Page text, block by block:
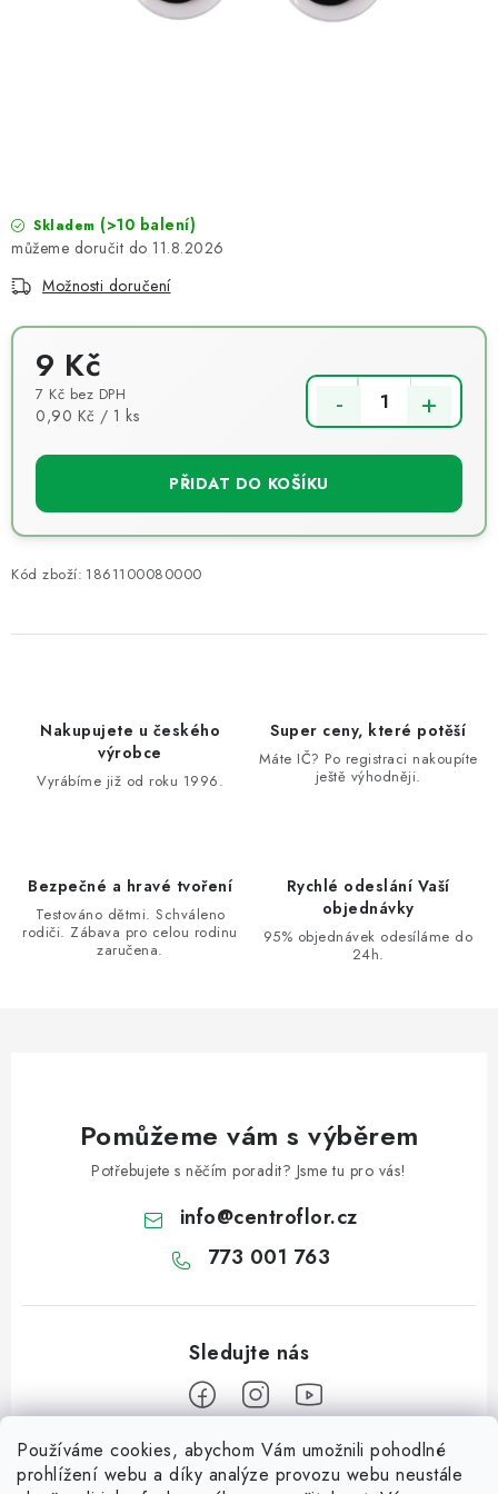
Používáme cookies, abychom Vám umožnili pohodlné
prohlížení webu a díky analýze provozu webu neustále
Moje objednávka
Skladem (>10 balení)
11.8.2026
Možnosti doručení
9 Kč
7 Kč bez DPH
Měrná cena:
0,90 Kč / 1 ks
PŘIDAT DO KOŠÍKU
Kód zboží: 1861100080000
Nakupujete u českého
výrobce
Vyrábíme již od roku 1996.
Super ceny, které potěší
Máte IČ? Po registraci nakoupíte
ještě výhodněji.
Bezpečné a hravé tvoření
Testováno dětmi. Schváleno
rodiči. Zábava pro celou rodinu
zaručena.
Rychlé odeslání Vaší
objednávky
95% objednávek odesíláme do
24h.
Pomůžeme vám s výběrem
Potřebujete s něčím poradit? Jsme tu pro vás!
info@centroflor.cz
773 001 763